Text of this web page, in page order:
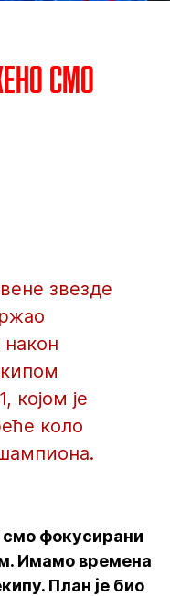
смо
звезде
након
којом је
коло
фокусирани
Имамо времена
План је био